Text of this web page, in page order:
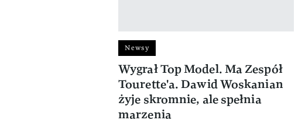
Newsy
Wygrał Top Model. Ma Zespół
Tourette'a. Dawid Woskanian
żyje skromnie, ale spełnia
marzenia